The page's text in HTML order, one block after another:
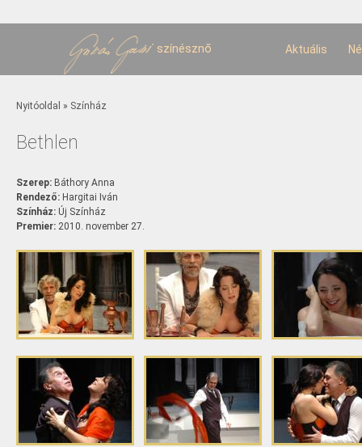
színésznő Aktuális
Jelenlegi hely
Nyitóoldal » Színház
Bethlen
Szerep: Báthory Anna
Rendező: Hargitai Iván
Színház: Új Színház
Premier: 2010. november 27.